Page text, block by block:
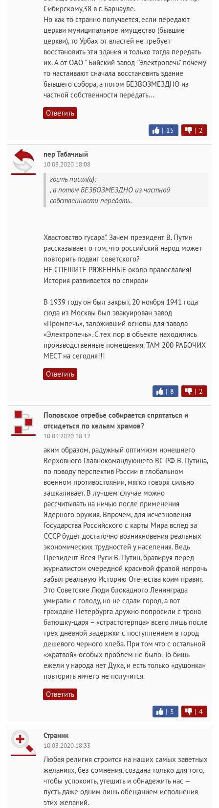
Сибирскому,38 в г. Барнауле.
Но как то странно получается, если передают
церкви муниципальное имущество (бывшие
церкви), то Урбах от властей не требует
восстановить эти здания и только тогда передать
их. А от ОАО " Бийский завод "Электропечь" почему
то настаивают сначала восстановить здание
бывшего собора, а потом БЕЗВОЗМЕЗДНО из
частной собственности передать...
Ответить
| 15 | 2
пер Табачный
10.03.2020 18:08
гость писал(а):
, а потом БЕЗВОЗМЕЗДНО из частной
собственности передать.
Хвастовство гусара". Зачем президент В. Путин
рассказывает о том, что российский народ может
повторить подвиг советского?
НЕ СПЕШИТЕ РЯЖЕННЫЕ около православия!
История развивается по спирали
В 1939 году он был закрыт, 20 ноября 1941 года
сюда из Москвы был эвакуирован завод
«Промпечь», заложивший основы для завода
«Электропечь». С тех пор в объекте находились
производственные помещения. ТАМ 200 РАБОЧИХ
МЕСТ на сегодня!!!
Ответить
| 8 | 2
Поповское отребье собирается спрятаться и
отсидеться по кельям храмов?
10.03.2020 18:12
аким образом, радужный оптимизм нонешнего
Верховного Главнокомандующего ВС РФ В. Путина,
по поводу перспектив России в глобальном
военном противостоянии, мягко говоря сильно
зашкаливает. В лучшем случае можно
рассчитывать на ничью после применения
Ядерного оружия. Впрочем, для исчезновения
Государства Российского с карты Мира вслед за
СССР будет достаточно возникновения реальных
экономических трудностей у населения. Ведь
Президент Всея Руси В. Путин, бравируя перед
журналистом очередной красивой фразой напрочь
забыл реальную Историю Отечества коим правит.
Это Советские Люди блокадного Ленинграда
умирали с голоду, но не сдали город, а вот
граждане Петербурга дружно попросили с трона
батюшку-царя – «страстотерпца» всего лишь после
трех дневной задержки с поступлением в город
дешевого черного хлеба. При том что с остальной
«жратвой» особых проблем не было. То бишь
ежели у народа нет Духа, и есть только «душонка»
повторить ничего не получится.
Ответить
| 5 | 4
Страннк
10.03.2020 18:33
Любая религия строится на наших самых заветных
желаниях, без сомнения, создана только для того,
чтобы успокоить, утешить и обнадежить нас —
пусть даже одним лишь обещанием исполнения
этих желаний.